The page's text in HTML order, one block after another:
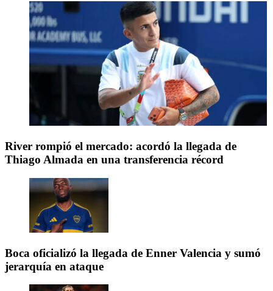
River rompió el mercado: acordó la llegada de
Thiago Almada en una transferencia récord
Boca oficializó la llegada de Enner Valencia y sumó
jerarquía en ataque